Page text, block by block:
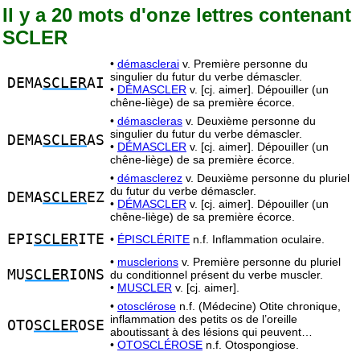
Il y a 20 mots d'onze lettres contenant
SCLER
DEMASCLERAI
• démasclerai v. Première personne du
singulier du futur du verbe démascler.
• DÉMASCLER v. [cj. aimer]. Dépouiller (un
chêne-liège) de sa première écorce.
DEMASCLERAS
• démascleras v. Deuxième personne du
singulier du futur du verbe démascler.
• DÉMASCLER v. [cj. aimer]. Dépouiller (un
chêne-liège) de sa première écorce.
DEMASCLEREZ
• démasclerez v. Deuxième personne du pluriel
du futur du verbe démascler.
• DÉMASCLER v. [cj. aimer]. Dépouiller (un
chêne-liège) de sa première écorce.
EPISCLERITE • ÉPISCLÉRITE n.f. Inflammation oculaire.
MUSCLERIONS
• musclerions v. Première personne du pluriel
du conditionnel présent du verbe muscler.
• MUSCLER v. [cj. aimer].
OTOSCLEROSE
• otosclérose n.f. (Médecine) Otite chronique,
inflammation des petits os de l’oreille
aboutissant à des lésions qui peuvent…
• OTOSCLÉROSE n.f. Otospongiose.